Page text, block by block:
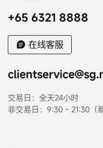
+65 6321 8888
在线客服
交易日：全天24小时
非交易日：9:30 - 21:30（